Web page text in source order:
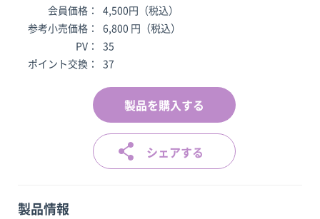
会員価格：
4,500円（税込）
参考小売価格：
6,800 円（税込）
PV：
35
ポイント交換：
37
製品を購入する
シェアする
製品情報